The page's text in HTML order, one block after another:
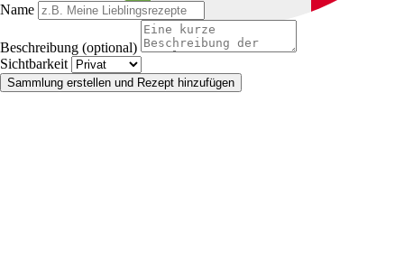
Name
Beschreibung (optional)
Sichtbarkeit
Sammlung erstellen und Rezept hinzufügen